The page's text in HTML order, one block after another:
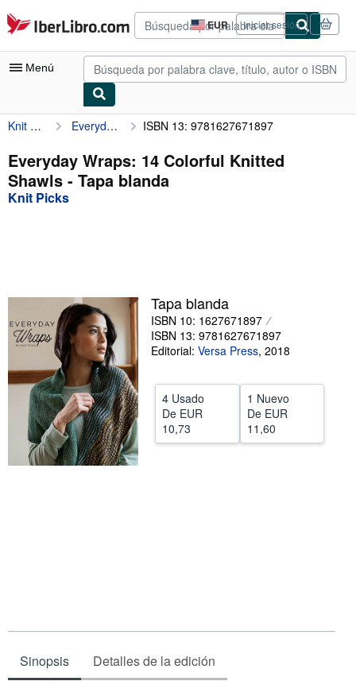
Pasar al contenido principal
IberLibro.com EUR
Preferencias
de
compra
del
Iniciar sesión
Menú
Mi cuenta
Consultar mis pedidos
Búsqueda avanzada
Vendedores
Comenzar a vender
Ayuda
Knit Picks Everyday Wraps: 14 Colorful Knitted Shawls ISBN 13: 9781627671897
Everyday Wraps: 14 Colorful Knitted
Shawls - Tapa blanda
Knit Picks
Tapa blanda
ISBN 10: 1627671897
ISBN 13: 9781627671897
Editorial: Versa Press, 2018
4 Usado
De EUR
10,73
1 Nuevo
De EUR
11,60
Sinopsis Detalles de la edición